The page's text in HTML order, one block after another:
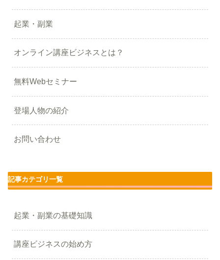
起業・副業
オンライン講座ビジネスとは？
無料Webセミナー
登場人物の紹介
お問い合わせ
記事カテゴリ一覧
起業・副業の基礎知識
講座ビジネスの始め方